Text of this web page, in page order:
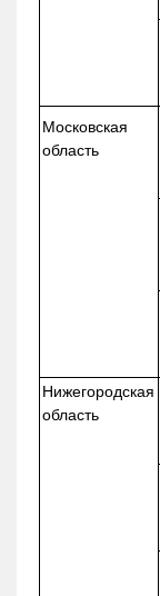
Московская
область
Нижегородская
область